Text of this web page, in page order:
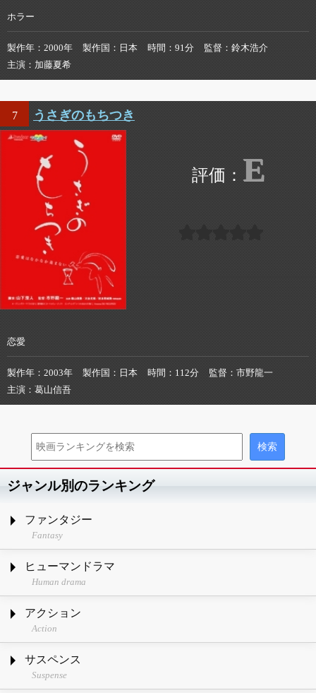
ホラー
製作年 2000年 製作国 日本 時間 91分 監督
鈴木浩介
主演
加藤夏希
7 うさぎのもちつき
E
恋愛
製作年 2003年 製作国 日本 時間 112分 監督
市野龍一
主演
葛山信吾
ジャンル別のランキング
ファンタジー
Fantasy
ヒューマンドラマ
Human drama
アクション
Action
サスペンス
Suspense